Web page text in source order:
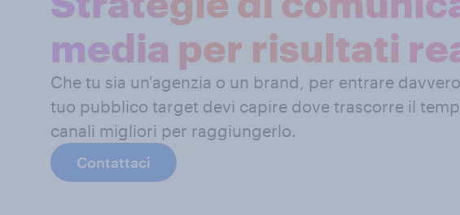
media per risultati
Che tu sia un'agenzia o un brand, per entrare
tuo pubblico target devi capire dove trascorre il
canali migliori per raggiungerlo.
Contattaci